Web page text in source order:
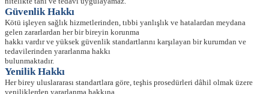
Güvenlik Hakkı
Kötü işleyen sağlık hizmetlerinden, tıbbi yanlışlık ve hatalardan meydana
gelen zararlardan her bir bireyin korunma
hakkı vardır ve yüksek güvenlik standartlarını karşılayan bir kurumdan ve
tedavilerinden yararlanma hakkı
bulunmaktadır.
Yenilik Hakkı
Her birey uluslararası standartlara göre, teşhis prosedürleri dâhil olmak üzere
yeniliklerden yararlanma hakkına